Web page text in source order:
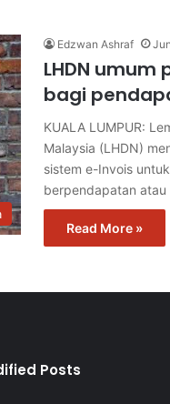
Edzwan Ashraf
LHDN
bagi
KUALA LUMPUR:
Malaysia (LHDN)
sistem e-Invois
berpendapatan
Read More »
Posts